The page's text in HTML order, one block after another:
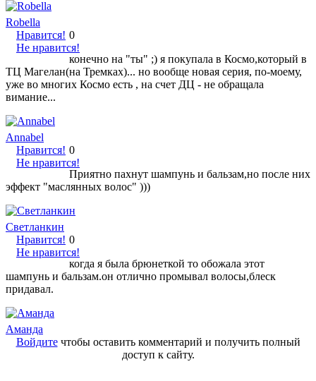
Robella
Нравится!
Не нравится!
0
конечно на "ты" ;) я покупала в Космо,который в
ТЦ Магелан(на Тремках)... но вообще новая серия, по-моему,
уже во многих Космо есть , на счет ДЦ - не обращала
вимание...
Annabel
Нравится!
Не нравится!
0
Приятно пахнут шампунь и бальзам,но после них
эффект "маслянных волос" )))
Светланкин
Нравится!
Не нравится!
0
когда я была брюнеткой то обожала этот
шампунь и бальзам.он отлично промывал волосы,блеск
придавал.
Аманда
Войдитечтобы оставить комментарий и получить полный
доступ к сайту.